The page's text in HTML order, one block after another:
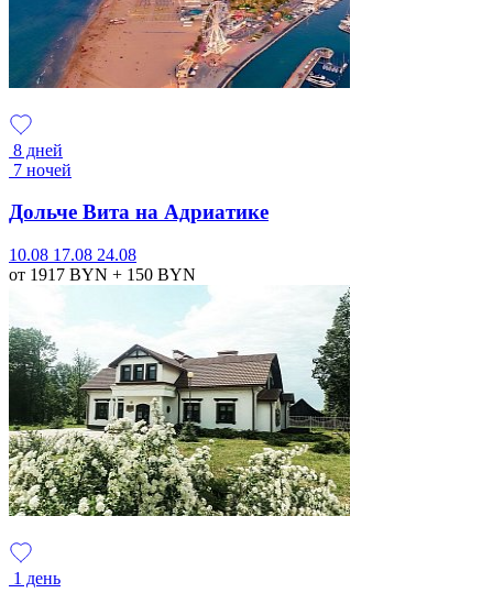
8 дней
7 ночей
Дольче Вита на Адриатике
10.08 17.08 24.08
от 1917 BYN + 150 BYN
1 день